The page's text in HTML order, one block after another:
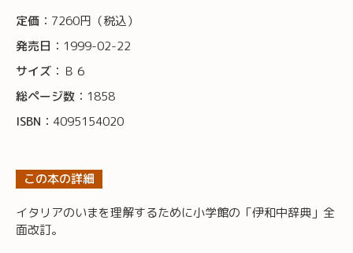
定価： 7260円（税込）
発売日： 1999-02-22
サイズ： Ｂ６
総ページ数： 1858
ISBN： 4095154020
この本の詳細
イタリアのいまを理解するために小学館の「伊和中辞典」全
面改訂。